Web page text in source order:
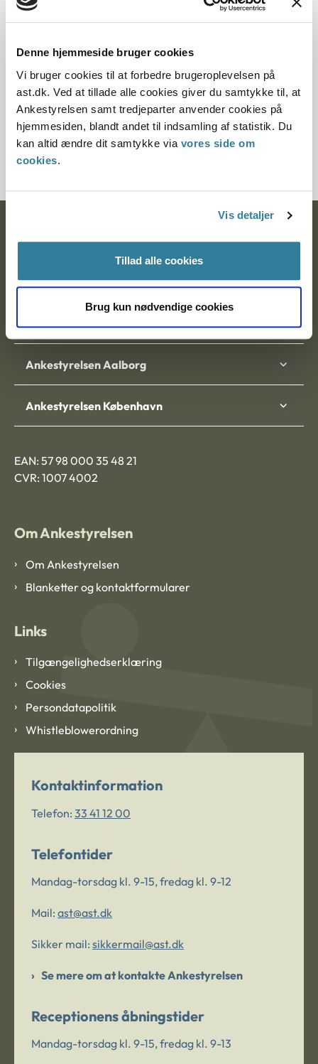
Denne hjemmeside bruger cookies
Vi bruger cookies til at forbedre brugeroplevelsen på
ast.dk. Ved at tillade alle cookies giver du samtykke til, at
Ankestyrelsen samt tredjeparter anvender cookies på
hjemmesiden, blandt andet til indsamling af statistik. Du
kan altid ændre dit samtykke via vores side om
cookies.
Vis detaljer
Tillad alle cookies
Brug kun nødvendige cookies
10.07.2013
Paragraf
§ 5 § 83 § 17
Journalnummer
2000474-06
Nytorv 7, 2. sal
9000 Aalborg
Ankestyrelsen Aalborg
Ankestyrelsen København
EAN: 57 98 000 35 48 21
CVR: 1007 4002
Om Ankestyrelsen
Om Ankestyrelsen
Blanketter og kontaktformularer
Links
Tilgængelighedserklæring
Cookies
Persondatapolitik
Whistleblowerordning
Kontaktinformation
Telefon: 33 41 12 00
Telefontider
Mandag-torsdag kl. 9-15, fredag kl. 9-12
Mail: ast@ast.dk
Sikker mail: sikkermail@ast.dk
Se mere om at kontakte Ankestyrelsen
Receptionens åbningstider
Mandag-torsdag kl. 9-15, fredag kl. 9-13